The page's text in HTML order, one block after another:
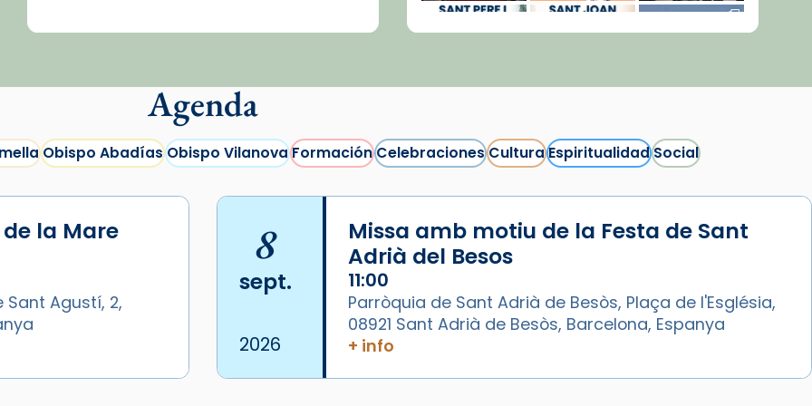
Cargar más...
Agenda
Obispo AbadíasObispo VilanovaFormaciónCelebracionesCulturaEspiritualidadSocial
la Mare
Agustí, 2,
8
sept.
2026
Missa amb motiu de la Festa de Sant
Adrià del Besos
11:00
Parròquia de Sant Adrià de Besòs, Plaça de l'Església,
08921 Sant Adrià de Besòs, Barcelona, Espanya
+ info